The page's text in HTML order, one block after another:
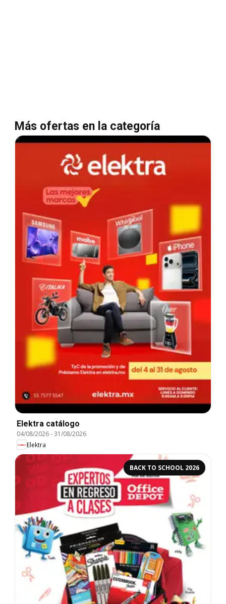
Más ofertas en la categoría
Elektra catálogo
04/08/2026-31/08/2026
Elektra
BACK TO SCHOOL 2026